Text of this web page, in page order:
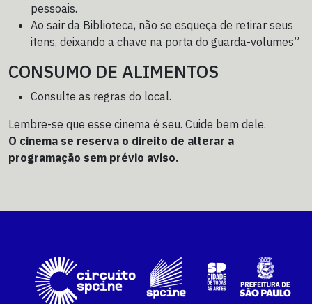
pessoais.
Ao sair da Biblioteca, não se esqueça de retirar seus
itens, deixando a chave na porta do guarda-volumes”
CONSUMO DE ALIMENTOS
Consulte as regras do local.
Lembre-se que esse cinema é seu. Cuide bem dele.
O cinema se reserva o direito de alterar a
programação sem prévio aviso.